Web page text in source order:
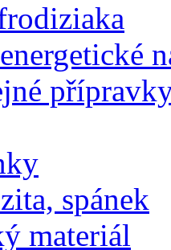
spánek
materiál